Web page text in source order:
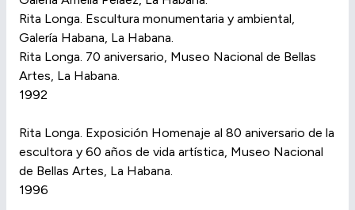
Rita Longa. Escultura monumentaria y ambiental,
Galería Habana, La Habana.
Rita Longa. 70 aniversario, Museo Nacional de Bellas
Artes, La Habana.
1992
Rita Longa. Exposición Homenaje al 80 aniversario de la
escultora y 60 años de vida artística, Museo Nacional
de Bellas Artes, La Habana.
1996